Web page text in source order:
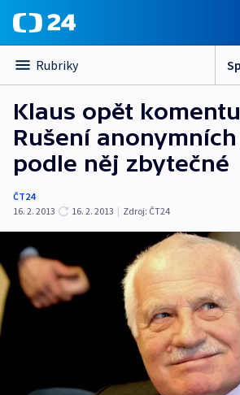
Rubriky
Klaus opět
Rušení
podle něj zbytečné
ČT24
16. 2. 2013
16. 2. 2013 | Zdroj: ČT24